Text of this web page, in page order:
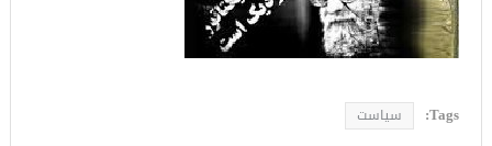
Tags: سیاست